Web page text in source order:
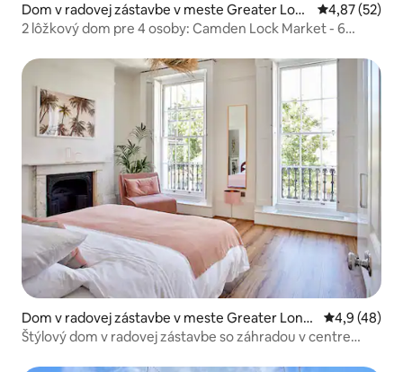
Dom v radovej zástavbe v meste Greater Lon
don
Priemerné
4,87 (52)
2 lôžkový dom pre 4 osoby: Camden Lock Market - 6
Dom v radovej zástavbe v meste Greater Lond
on
Priemerné
4,9 (48)
Štýlový dom v radovej zástavbe so záhradou v centre